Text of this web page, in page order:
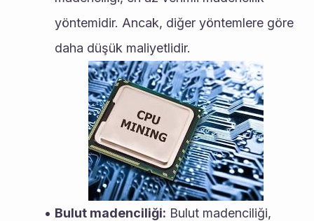
yöntemidir. Ancak, diğer yöntemlere göre
daha düşük maliyetlidir.
Bulut madenciliği: Bulut madenciliği,